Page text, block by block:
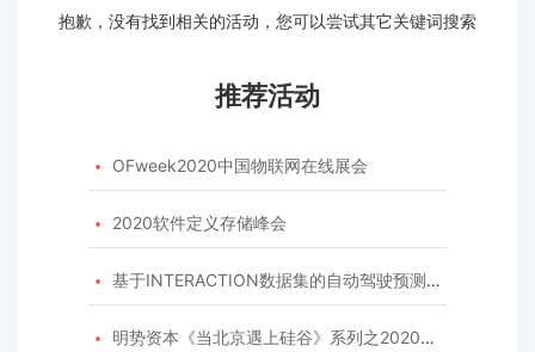
抱歉，没有找到相关的活动，您可以尝试其它关键词搜索
推荐活动
 OFweek2020中国物联网在线展会
 2020软件定义存储峰会
 基于INTERACTION数据集的自动驾驶预测模型挑战赛
 明势资本《当北京遇上硅谷》系列之2020年度开源峰会